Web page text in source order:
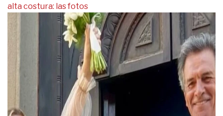
alta costura: las fotos